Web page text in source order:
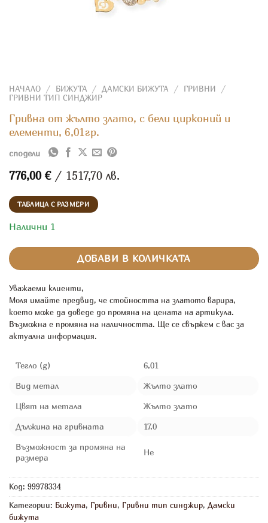
НАЧАЛО / БИЖУТА / ДАМСКИ БИЖУТА / ГРИВНИ
/
ГРИВНИ ТИП СИНДЖИР
Гривна от жълто злато, с бели цирконий и
елементи, 6,01гр.
сподели
776,00 €/ 1517,70 лв.
ТАБЛИЦА С РАЗМЕРИ
Налични 1
ДОБАВИ В КОЛИЧКАТА
Уважаеми клиенти,
Моля имайте предвид, че стойността на златото варира,
което може да доведе до промяна на цената на артикула.
Възможна е промяна на наличността. Ще се свържем с вас за
актуална информация.
Тегло (g)
6,01
Вид метал
Жълто злато
Цвят на метала
Жълто злато
Дължина на гривната
17,0
Възможност за промяна на
размера
Не
Код: 99978334
Категории: Бижута, Гривни, Гривни тип синджир, Дамски
бижута